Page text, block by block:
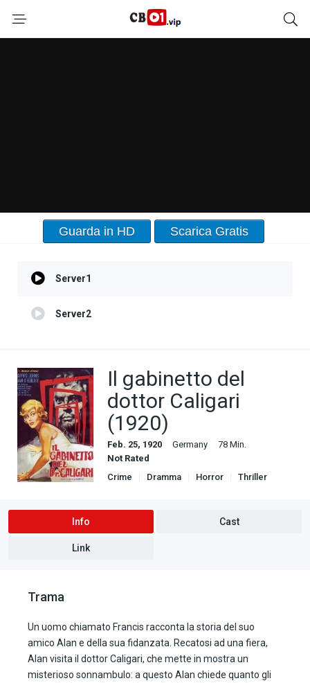
Guarda in HD Scarica Gratis
Server1
Server2
Il gabinetto del
dottor Caligari
(1920)
Feb. 25, 1920 Germany
78 Min.
Not Rated
Crime
Dramma Horror Thriller
Info Cast
Link
Trama
Un uomo chiamato Francis racconta la storia del suo
amico Alan e della sua fidanzata. Recatosi ad una fiera,
Alan visita il dottor Caligari, che mette in mostra un
misterioso sonnambulo: a questo Alan chiede quanto gli